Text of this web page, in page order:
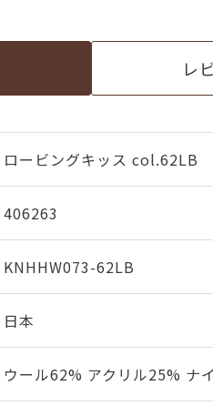
レ
ロービングキッス col.62LB
406263
KNHHW073-62LB
日本
ウール62% アクリル25% ナ